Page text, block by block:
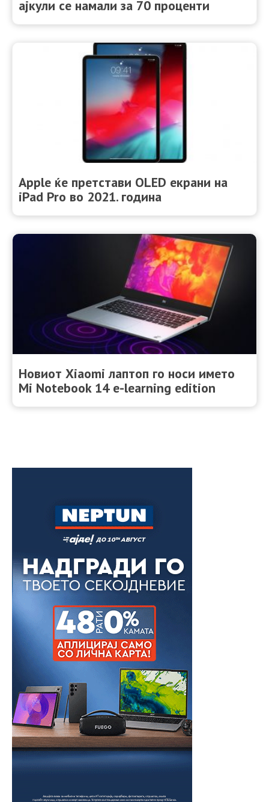
ајкули се намали за 70 проценти
Apple ќе претстави OLED екрани на
iPad Pro во 2021. година
Новиот Xiaomi лаптоп го носи името
Mi Notebook 14 e-learning edition